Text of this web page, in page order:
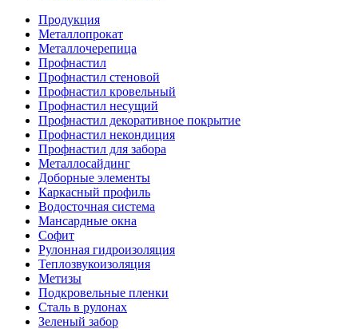
Продукция
Металлопрокат
Металлочерепица
Профнастил
Профнастил стеновой
Профнастил кровельный
Профнастил несущий
Профнастил декоративное покрытие
Профнастил некондиция
Профнастил для забора
Металлосайдинг
Доборные элементы
Каркасный профиль
Водосточная система
Мансардные окна
Софит
Рулонная гидроизоляция
Теплозвукоизоляция
Метизы
Подкровельные пленки
Сталь в рулонах
Зеленый забор